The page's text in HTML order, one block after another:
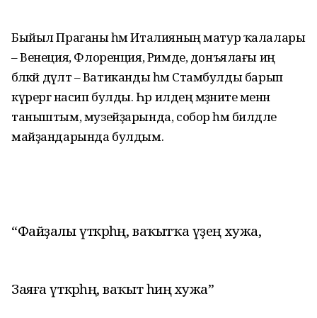
Быйыл Праганы һәм Италияның матур ҡалалары
– Венеция, Флоренция, Римде, донъялағы иң
бәләкәй дәүләт – Ватиканды һәм Стамбулды барып
күрергә насип булды. Һәр илдең мәҙәниәте менән
таныштым, музейҙарында, собор һәм билдәле
майҙандарында булдым.
“Файҙалы үткәрһәң, ваҡытҡа үҙең хужа,
Заяға үткәрһәң, ваҡыт һиңә хужа”